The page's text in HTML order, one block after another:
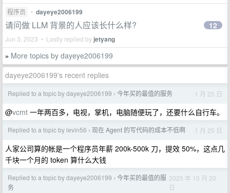
程序员 • dayeye2006199
请问做 LLM 背景的人应该长什么样?
Jun 3, 2023 • Lastly replied by jetyang
12
» More topics by dayeye2006199
dayeye2006199's recent replies
Replied to a topic by dayeye2006199 › 今年买的最值的服务 1 月 25 日
@vcmt 一年两百多，电视，掌机，电脑随便玩了，还要什么自行车。
Replied to a topic by levin56 › 现在 Agent 的写代码的成本不低啊 1 月 25 日
人家公司算的帐是一个程序员年薪 200k-500k 刀，提效 50%，这点几
千块一个月的 token 算什么大钱
Replied to a topic by dayeye2006199 › 今年买的最值的服
务
2025 年 10 月 20
日